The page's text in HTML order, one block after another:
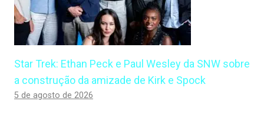
Star Trek: Ethan Peck e Paul Wesley da SNW sobre
a construção da amizade de Kirk e Spock
5 de agosto de 2026